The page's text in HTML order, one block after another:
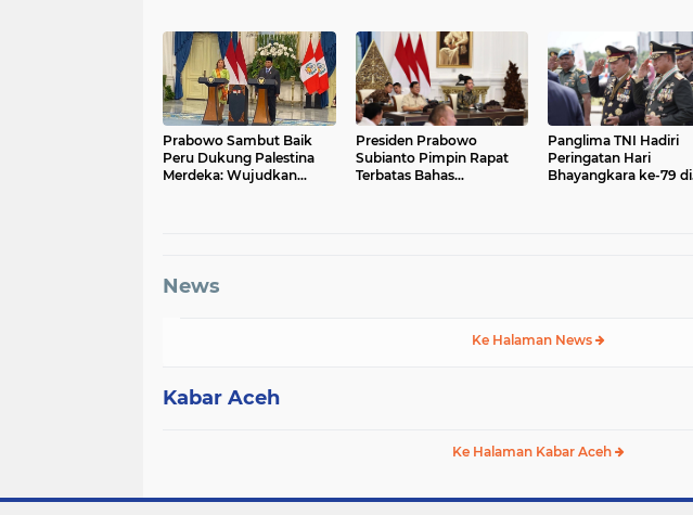
Prabowo Sambut Baik
Peru Dukung Palestina
Merdeka: Wujudkan
Presiden Prabowo
Subianto Pimpin Rapat
Terbatas Bahas
Panglima TNI Hadiri
Peringatan Hari
Bhayangkara ke-79 di
News
Ke Halaman News
Kabar Aceh
Ke Halaman Kabar Aceh